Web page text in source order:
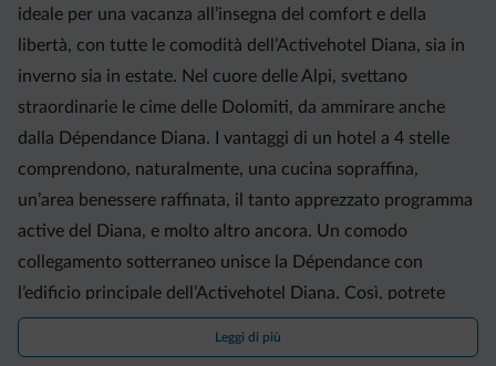
ideale per una vacanza all’insegna del comfort e della
libertà, con tutte le comodità dell’Activehotel Diana, sia in
inverno sia in estate. Nel cuore delle Alpi, svettano
straordinarie le cime delle Dolomiti, da ammirare anche
dalla Dépendance Diana. I vantaggi di un hotel a 4 stelle
comprendono, naturalmente, una cucina sopraffina,
un’area benessere raffinata, il tanto apprezzato programma
active del Diana, e molto altro ancora. Un comodo
collegamento sotterraneo unisce la Dépendance con
l’edificio principale dell’Activehotel Diana. Così, potrete
accedere a tutte le strutture come la zona wellness e la sala
da pranzo senza alcun disagio, specialmente in inverno.
Leggi di più